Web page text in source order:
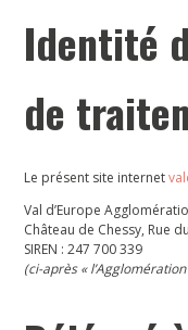
Identité
de
Le présent site internet
Val d’Europe
Château de Chessy, Rue
SIREN : 247 700 339
(ci-après «